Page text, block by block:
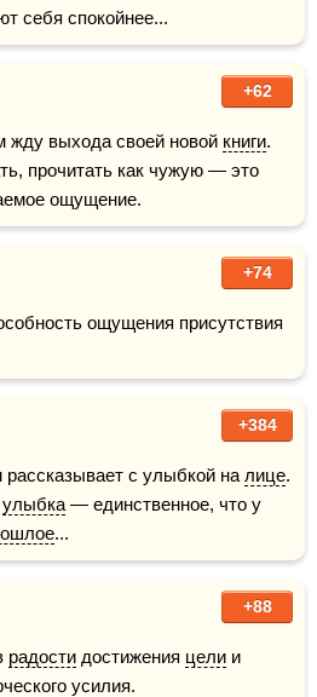
себя спокойнее...
+62
жду выхода своей новой книги.
прочитать как чужую — это
ощущение.
+74
+384
с улыбкой на лице.
улыбка — единственное, что у
...
+88
радости достижения цели и
усилия.